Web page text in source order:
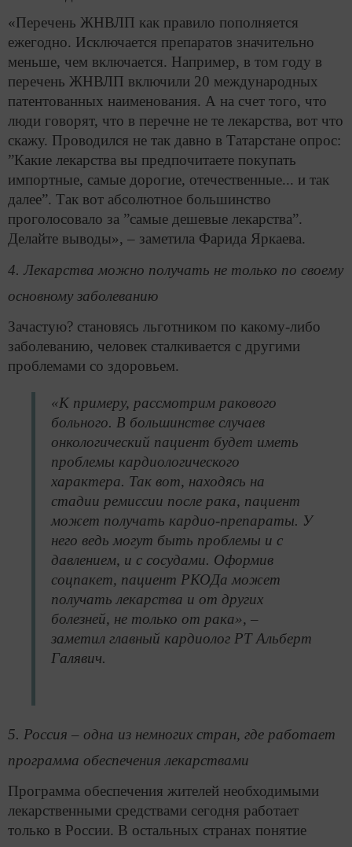
«Перечень ЖНВЛП как правило пополняется
ежегодно. Исключается препаратов значительно
меньше, чем включается. Например, в том году в
перечень ЖНВЛП включили 20 международных
патентованных наименования. А на счет того, что
люди говорят, что в перечне не те лекарства, вот что
скажу. Проводился не так давно в Татарстане опрос:
”Какие лекарства вы предпочитаете покупать
импортные, самые дорогие, отечественные... и так
далее”. Так вот абсолютное большинство
проголосовало за ”самые дешевые лекарства”.
Делайте выводы», – заметила Фарида Яркаева.
4. Лекарства можно получать не только по своему
основному заболеванию
Зачастую? становясь льготником по какому-либо
заболеванию, человек сталкивается с другими
проблемами со здоровьем.
«К примеру, рассмотрим ракового
больного. В большинстве случаев
онкологический пациент будет иметь
проблемы кардиологического
характера. Так вот, находясь на
стадии ремиссии после рака, пациент
может получать кардио-препараты. У
него ведь могут быть проблемы и с
давлением, и с сосудами. Оформив
соцпакет, пациент РКОДа может
получать лекарства и от других
болезней, не только от рака», –
заметил главный кардиолог РТ Альберт
Галявич.
5. Россия – одна из немногих стран, где работает
программа обеспечения лекарствами
Программа обеспечения жителей необходимыми
лекарственными средствами сегодня работает
только в России. В остальных странах понятие